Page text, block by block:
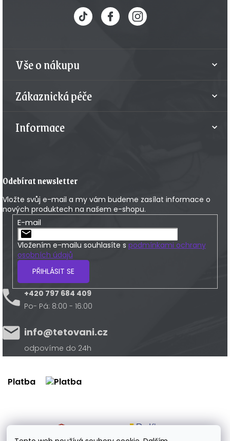
Vše o nákupu
Zákaznická péče
Informace
Odebírat newsletter
Vložte svůj e-mail a my vám budeme zasílat informace o
nových produktech na našem e-shopu.
E-mail
Vložením e-mailu souhlasíte s podmínkami ochrany
osobních údajů
PŘIHLÁSIT SE
+420 797 684 409
Po- Pá: 8:00 - 16:00
info@tetovani.cz
odpovíme do 24h
Platba
Doprava